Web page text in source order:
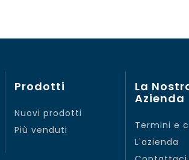
Prodotti
Nuovi prodotti
Più venduti
La
Azienda
Termini e
L'azienda